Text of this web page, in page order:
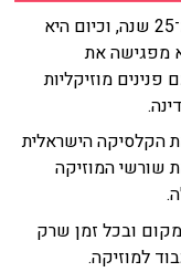
נוסדה לפני יותר מ־25 שנה, וכיום היא
מפגישה את
מוזיקליות
הקלסיקה הישראלית
שורשי המוזיקה
ובכל זמן שרק
למוזיקה.